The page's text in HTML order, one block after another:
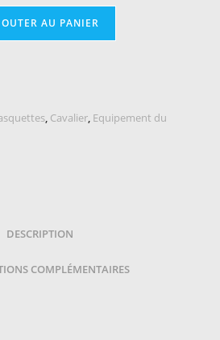
AU PANIER
, Cavalier, Equipement du
DESCRIPTION
COMPLÉMENTAIRES